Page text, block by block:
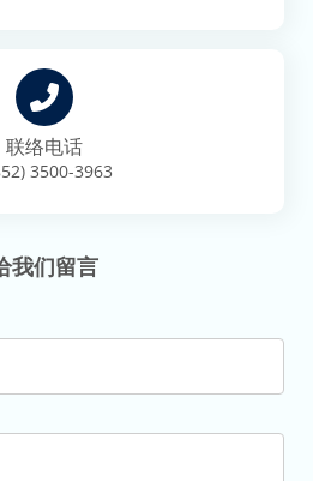
联络电话
3500-3963
我们留言